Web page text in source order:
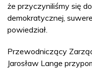
że przyczyniliśmy się
demokratycznej,
powiedział.
Przewodniczący
Jarosław Lange